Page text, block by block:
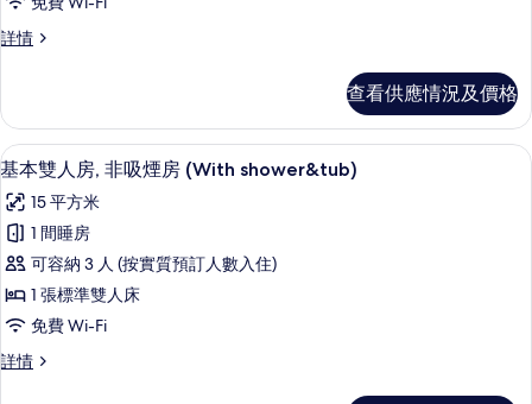
雙
房,
非
吸
煙
房
(With
shower&tub,
Single
Use)
的
詳情
基
房,
非
吸
房
(With
shower&tub,
Single
Use)
詳
情
查看供應情況及價格
載
入
所
有
基
本
人
6
基本雙人房, 非吸煙房 (With shower&tub)
15 平方米
1 間睡房
可容納 3 人 (按實質預訂人數入住)
1 張標準雙人床
免費 Wi-Fi
詳情
基